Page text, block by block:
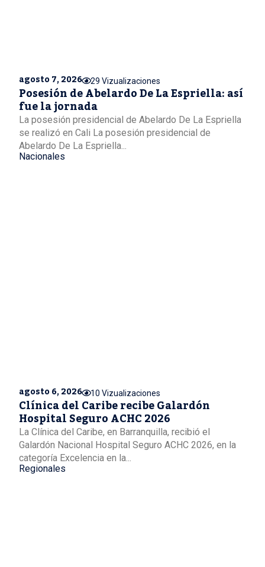
agosto 7, 2026 29 Vizualizaciones
Posesión de Abelardo De La Espriella: así
fue la jornada
La posesión presidencial de Abelardo De La Espriella
se realizó en Cali La posesión presidencial de
Abelardo De La Espriella...
Nacionales
agosto 6, 2026 10 Vizualizaciones
Clínica del Caribe recibe Galardón
Hospital Seguro ACHC 2026
La Clínica del Caribe, en Barranquilla, recibió el
Galardón Nacional Hospital Seguro ACHC 2026, en la
categoría Excelencia en la...
Regionales